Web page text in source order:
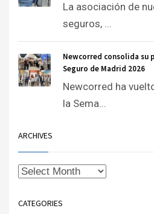
La asociación de
seguros, ...
Newcorred consolida su
Seguro de Madrid 2026
Newcorred ha
la Sema...
ARCHIVES
CATEGORIES